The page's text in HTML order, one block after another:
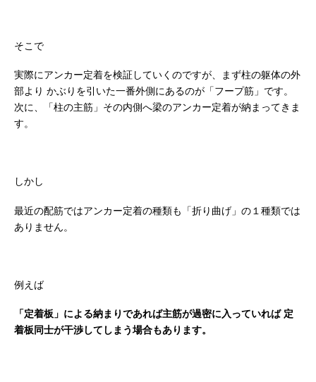
そこで
実際にアンカー定着を検証していくのですが、まず柱の躯体の外
部より かぶりを引いた一番外側にあるのが「フープ筋」です。
次に、「柱の主筋」その内側へ梁のアンカー定着が納まってきま
す。
しかし
最近の配筋ではアンカー定着の種類も「折り曲げ」の１種類では
ありません。
例えば
「定着板」による納まりであれば主筋が過密に入っていれば 定
着板同士が干渉してしまう場合もあります。